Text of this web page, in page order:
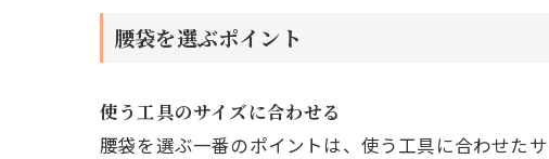
腰袋を選ぶポイント
使う工具のサイズに合わせる
腰袋を選ぶ一番のポイントは、使う工具に合わせたサ